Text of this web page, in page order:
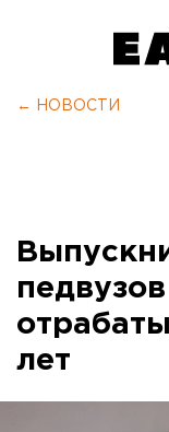
← НОВОСТИ
лет